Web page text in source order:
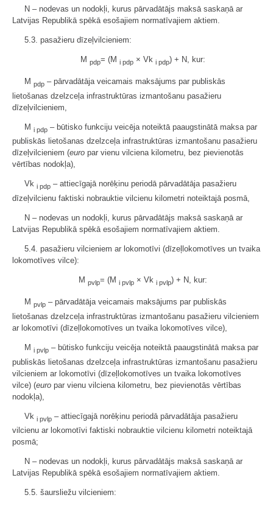
N – nodevas un nodokļi, kurus pārvadātājs maksā saskaņā ar
Latvijas Republikā spēkā esošajiem normatīvajiem aktiem.
5.3. pasažieru dīzeļvilcieniem:
M pdp= (M i pdp × Vk i pdp) + N, kur:
M pdp – pārvadātāja veicamais maksājums par publiskās
lietošanas dzelzceļa infrastruktūras izmantošanu pasažieru
dīzeļvilcieniem,
M i pdp – būtisko funkciju veicēja noteiktā paaugstinātā maksa par
publiskās lietošanas dzelzceļa infrastruktūras izmantošanu pasažieru
dīzeļvilcieniem (euro par vienu vilciena kilometru, bez pievienotās
vērtības nodokļa),
Vk i pdp – attiecīgajā norēķinu periodā pārvadātāja pasažieru
dīzeļvilcienu faktiski nobrauktie vilcienu kilometri noteiktajā posmā,
N – nodevas un nodokļi, kurus pārvadātājs maksā saskaņā ar
Latvijas Republikā spēkā esošajiem normatīvajiem aktiem.
5.4. pasažieru vilcieniem ar lokomotīvi (dīzeļlokomotīves un tvaika
lokomotīves vilce):
M pvlp= (M i pvlp × Vk i pvlp) + N, kur:
M pvlp – pārvadātāja veicamais maksājums par publiskās
lietošanas dzelzceļa infrastruktūras izmantošanu pasažieru vilcieniem
ar lokomotīvi (dīzeļlokomotīves un tvaika lokomotīves vilce),
M i pvlp – būtisko funkciju veicēja noteiktā paaugstinātā maksa par
publiskās lietošanas dzelzceļa infrastruktūras izmantošanu pasažieru
vilcieniem ar lokomotīvi (dīzeļlokomotīves un tvaika lokomotīves
vilce) (euro par vienu vilciena kilometru, bez pievienotās vērtības
nodokļa),
Vk i pvlp – attiecīgajā norēķinu periodā pārvadātāja pasažieru
vilcienu ar lokomotīvi faktiski nobrauktie vilcienu kilometri noteiktajā
posmā;
N – nodevas un nodokļi, kurus pārvadātājs maksā saskaņā ar
Latvijas Republikā spēkā esošajiem normatīvajiem aktiem.
5.5. šaursliežu vilcieniem: